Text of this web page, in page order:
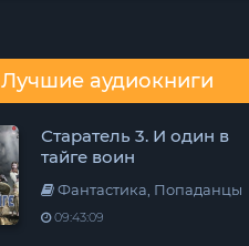
Лучшие аудиокниги
Старатель 3. И один в
тайге воин
Фантастика, Попаданцы
09:43:09